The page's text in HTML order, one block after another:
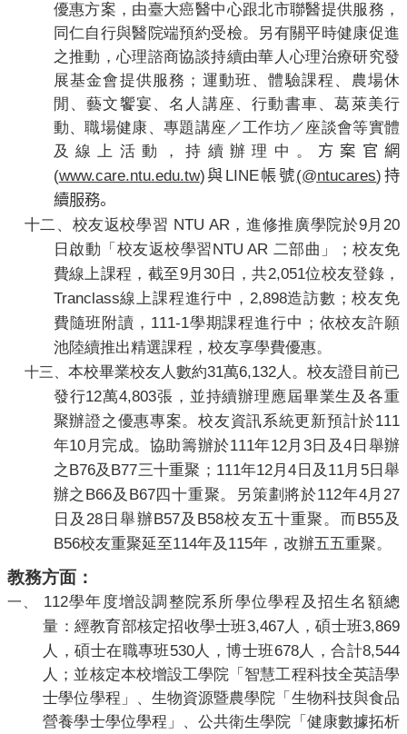
優惠方案，由臺大癌醫中心跟北市聯醫提供服務，
同仁自行與醫院端預約受檢。 另有關平時健康促進
之推動，心理諮商協談持續由華人心理治療研究發
展基金會提供服務；運動班、體驗課程、農場休
閒、藝文饗宴、名人講座、行動書車、葛萊美行
動、職場健康、專題講座／工作坊／座談會等實體
及線上活動，持續辦理中。 方案官網
(www.care.ntu.edu.tw)與 LINE帳號(@ntucares) 持
續服務。
十二、 校友返校學習 NTU AR，進修推廣學院於9月20
日啟動「校友返校學習NTU AR 二部曲」；校友免
費線上課程，截至9月30 日，共2,051位校友登錄，
Tranclass線上課程進行中， 2,898造訪數；校友免
費隨班附讀， 111-1學期課程進行中；依校友許願
池陸續推出精選課程，校友享學費優惠。
十三、 本校畢業校友人數約31萬6,132人。校友證目前已
發行12萬4,803張，並持續辦理應屆畢業生及各重
聚辦證之優惠專案。校友資訊系統更新預計於111
年10 月完成。協助籌辦於111年12月 3日及4 日舉辦
之B76及 B77三十重聚； 111年12月4 日及 11月 5日舉
辦之 B66及 B67四十重聚。另策劃將於112年4月27
日及28 日舉辦B57及 B58校友五十重聚。而B55及
B56校友重聚延至114年及 115年，改辦五五重聚。
教務方面：
一、 112學年度增設調整院系所學位學程及招生名額總
量：經教育部核定招收學士班3,467人，碩士班3,869
人，碩士在職專班530人，博士班678人，合計8,544
人；並核定本校增設工學院「智慧工程科技全英語學
士學位學程」、生物資源暨農學院「生物科技與食品
營養學士學位學程」、公共衛生學院「健康數據拓析